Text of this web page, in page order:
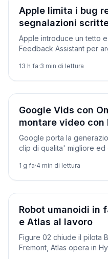
Prodotti
Apple limita i bug
segnalazioni
Apple introduce un tetto
Feedback Assistant per
l'Internet Bug Bounty.
13 h fa·3 min di lettura
Novità
Google Vids con
montare video con
Google porta la
clip di qualita' migliore ed
1 g fa·4 min di lettura
Prodotti
Robot umanoidi in
e Atlas al lavoro
Figure 02 chiude il pilota
Fremont, Atlas opera in